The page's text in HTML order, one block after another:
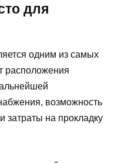
для
одним из самых
расположения
возможность
затраты на прокладку